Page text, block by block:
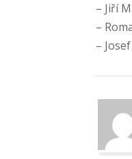
– Jiří
–
–